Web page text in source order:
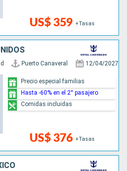
US$ 359 +Tasas
Puerto Canaveral 12/04/2027
US$ 376 +Tasas
Precio especial familias
Hasta -60% en el 2° pasajero
Comidas incluidas